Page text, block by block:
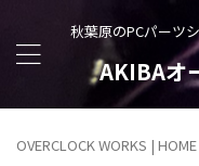
秋葉原のPCパーツ
AKIBAオ
OVERCLOCK WORKS | HOME